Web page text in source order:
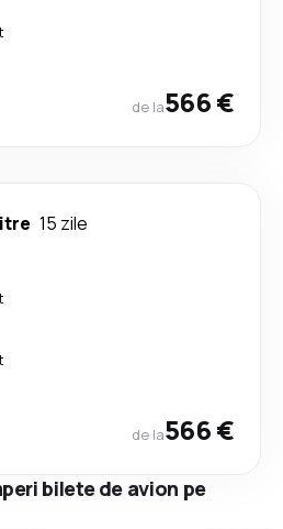
de la566 €
15 zile
de la566 €
bilete de avion pe